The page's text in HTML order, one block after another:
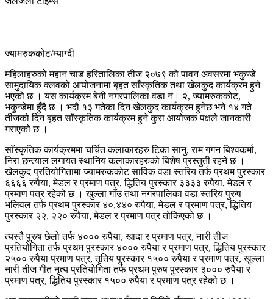
ज्यामरुककोट/म्याग्दी
महिलाहरुको महान चाड हरितालिका तीज २०७९ को पावन अवसरमा भकुण्डे
सामुदायिक क्लवको आयोजनामा बृहत साँस्कृतिक तथा खेलकुद कार्यक्रम हुने
भएको छ । यस कार्यक्रम बेनी नगरपालिका वडा नं। २, ज्यामरुककोट,
भकुन्डेमा हुँदै छ । भदौ १३ गतेका दिन खेलकुद कार्यक्रम हुनेछ भने १४ गते
तीजको दिन बृहत साँस्कृतिक कार्यक्रम हुने कुरा आयोजक पक्षले जानकारी
गराएको छ ।
साँस्कृतिक कार्यक्रममा चर्चित कलाकारहरु टिका सानु, राम गगन बिश्वकर्मा,
निरा छन्त्याल लगायत स्थानिय कलाकारहरुको बिशेष प्रस्तुती रहने छ ।
खेलकुद प्रतियोगितामा ज्यामरुककोट साविक वडा स्तरिय तर्फ प्रथम पुरस्कार
६६६६ रुपैया, मेडल र प्रमाण पत्र, द्धितिय पुरस्कार ३३३३ रुपैया, मेडल र
प्रमाण पत्र रहेको छ । खुल्ला गाँउ तथा नगरपालिका वडा स्तरिय पुरुष
भलिवल तर्फ प्रथम पुरस्कार ४०,४४० रुपैया, मेडल र प्रमाण पत्र, द्धितिय
पुरस्कार २२, २२० रुपैया, मेडल र प्रमाण पत्र तोकिएको छ ।
त्यस्तै पुरुष छेलो तर्फ ४००० रुपैया, खादा र प्रमाण पत्र, नारी तीज
प्रतियोगिता तर्फ प्रथम पुरस्कार ४००० रुपैया र प्रमाण पत्र, द्धितिय पुरस्कार
२५०० रुपैया प्रमाण पत्र, तृतिय पुरस्कार १५०० रुपैया र प्रमाण पत्र, खुल्ला
नारी तीज गीत नृत्य प्रतियोगिता तर्फ प्रथम पुरुष पुरस्कार ३००० रुपैया र
प्रमाण पत्र, द्धितिय पुरस्कार १५०० रुपैया र प्रमाण पत्र रहेको छ ।